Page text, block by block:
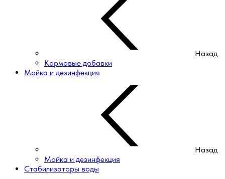
Назад
Кормовые добавки
Мойка и дезинфекция
Назад
Мойка и дезинфекция
Стабилизаторы воды